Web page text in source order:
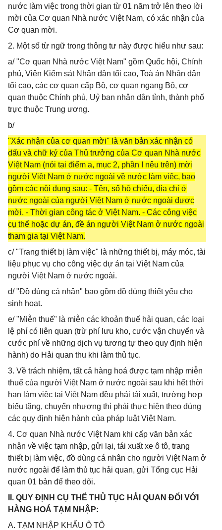
nước làm việc trong thời gian từ 01 năm trở lên theo lời
mời của Cơ quan Nhà nước Việt Nam, có xác nhận của
Cơ quan mời.
2. Một số từ ngữ trong thông tư này được hiểu như sau:
a/ "Cơ quan Nhà nước Việt Nam" gồm Quốc hội, Chính
phủ, Viện Kiểm sát Nhân dân tối cao, Toà án Nhân dân
tối cao, các cơ quan cấp Bộ, cơ quan ngang Bộ, cơ
quan thuộc Chính phủ, Uỷ ban nhân dân tỉnh, thành phố
trực thuộc Trung ương.
b/
''Xác nhận của cơ quan mời'' là văn bản xác nhận có
dấu và chữ ký của Thủ trưởng của Cơ quan Nhà nước
Việt Nam (nói tại điểm a, mục 2, phần I nêu trên) mời
người Việt Nam ở nước ngoài về nước làm việc, bao
gồm các nội dung sau: - Tên, số hộ chiếu, địa chỉ ở
nước ngoài của người Việt Nam ở nước ngoài được
mời. - Thời gian công tác ở Việt Nam. - Các công việc
cụ thể hoặc dự án, đề án người Việt Nam ở nước ngoài
tham gia tại Việt Nam.
c/ "Trang thiết bị làm việc" là những thiết bị, máy móc, tài
liệu phục vụ cho công việc dự án tại Việt Nam của
người Việt Nam ở nước ngoài.
d/ "Đồ dùng cá nhân" bao gồm đồ dùng thiết yếu cho
sinh hoạt.
e/ "Miễn thuế" là miễn các khoản thuế hải quan, các loại
lệ phí có liên quan (trừ phí lưu kho, cước vận chuyển và
cước phí về những dịch vụ tương tự theo quy định hiện
hành) do Hải quan thu khi làm thủ tục.
3. Về trách nhiệm, tất cả hàng hoá được tạm nhập miễn
thuế của người Việt Nam ở nước ngoài sau khi hết thời
hạn làm việc tại Việt Nam đều phải tái xuất, trường hợp
biếu tặng, chuyển nhượng thì phải thực hiện theo đúng
các quy định hiện hành của pháp luật Việt Nam.
4. Cơ quan Nhà nước Việt Nam khi cấp văn bản xác
nhận về việc tạm nhập, gửi lại, tái xuất xe ô tô, trang
thiết bị làm việc, đồ dùng cá nhân cho người Việt Nam ở
nước ngoài để làm thủ tục hải quan, gửi Tổng cục Hải
quan 01 bản để theo dõi.
II. QUY ĐỊNH CỤ THỂ THỦ TỤC HẢI QUAN ĐỐI VỚI
HÀNG HOÁ TẠM NHẬP:
A. TẠM NHẬP KHẨU Ô TÔ